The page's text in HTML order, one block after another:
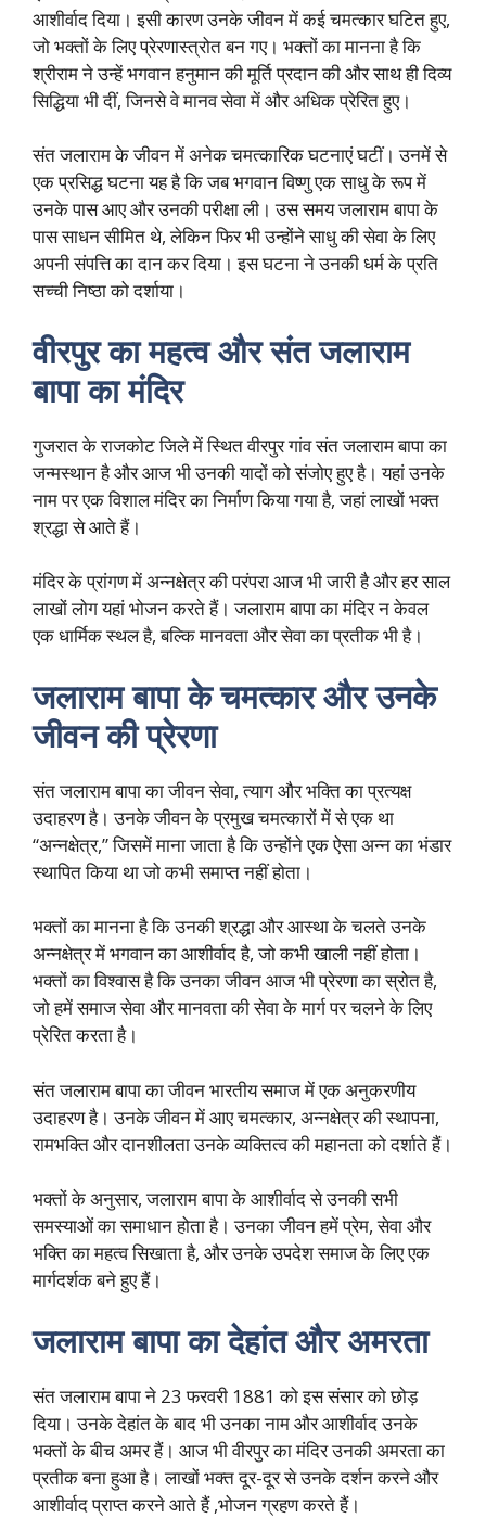
आशीर्वाद दिया। इसी कारण उनके जीवन में कई चमत्कार घटित हुए,
जो भक्तों के लिए प्रेरणास्त्रोत बन गए। भक्तों का मानना है कि
श्रीराम ने उन्हें भगवान हनुमान की मूर्ति प्रदान की और साथ ही दिव्य
सिद्धिया भी दीं, जिनसे वे मानव सेवा में और अधिक प्रेरित हुए।
संत जलाराम के जीवन में अनेक चमत्कारिक घटनाएं घटीं। उनमें से
एक प्रसिद्ध घटना यह है कि जब भगवान विष्णु एक साधु के रूप में
उनके पास आए और उनकी परीक्षा ली। उस समय जलाराम बापा के
पास साधन सीमित थे, लेकिन फिर भी उन्होंने साधु की सेवा के लिए
अपनी संपत्ति का दान कर दिया। इस घटना ने उनकी धर्म के प्रति
सच्ची निष्ठा को दर्शाया।
वीरपुर का महत्व और संत जलाराम
बापा का मंदिर
गुजरात के राजकोट जिले में स्थित वीरपुर गांव संत जलाराम बापा का
जन्मस्थान है और आज भी उनकी यादों को संजोए हुए है। यहां उनके
नाम पर एक विशाल मंदिर का निर्माण किया गया है, जहां लाखों भक्त
श्रद्धा से आते हैं।
मंदिर के प्रांगण में अन्नक्षेत्र की परंपरा आज भी जारी है और हर साल
लाखों लोग यहां भोजन करते हैं। जलाराम बापा का मंदिर न केवल
एक धार्मिक स्थल है, बल्कि मानवता और सेवा का प्रतीक भी है।
जलाराम बापा के चमत्कार और उनके
जीवन की प्रेरणा
संत जलाराम बापा का जीवन सेवा, त्याग और भक्ति का प्रत्यक्ष
उदाहरण है। उनके जीवन के प्रमुख चमत्कारों में से एक था
“अन्नक्षेत्र,” जिसमें माना जाता है कि उन्होंने एक ऐसा अन्न का भंडार
स्थापित किया था जो कभी समाप्त नहीं होता।
भक्तों का मानना है कि उनकी श्रद्धा और आस्था के चलते उनके
अन्नक्षेत्र में भगवान का आशीर्वाद है, जो कभी खाली नहीं होता।
भक्तों का विश्वास है कि उनका जीवन आज भी प्रेरणा का स्रोत है,
जो हमें समाज सेवा और मानवता की सेवा के मार्ग पर चलने के लिए
प्रेरित करता है।
संत जलाराम बापा का जीवन भारतीय समाज में एक अनुकरणीय
उदाहरण है। उनके जीवन में आए चमत्कार, अन्नक्षेत्र की स्थापना,
रामभक्ति और दानशीलता उनके व्यक्तित्व की महानता को दर्शाते हैं।
भक्तों के अनुसार, जलाराम बापा के आशीर्वाद से उनकी सभी
समस्याओं का समाधान होता है। उनका जीवन हमें प्रेम, सेवा और
भक्ति का महत्व सिखाता है, और उनके उपदेश समाज के लिए एक
मार्गदर्शक बने हुए हैं।
जलाराम बापा का देहांत और अमरता
संत जलाराम बापा ने 23 फरवरी 1881 को इस संसार को छोड़
दिया। उनके देहांत के बाद भी उनका नाम और आशीर्वाद उनके
भक्तों के बीच अमर हैं। आज भी वीरपुर का मंदिर उनकी अमरता का
प्रतीक बना हुआ है। लाखों भक्त दूर-दूर से उनके दर्शन करने और
आशीर्वाद प्राप्त करने आते हैं ,भोजन ग्रहण करते हैं।